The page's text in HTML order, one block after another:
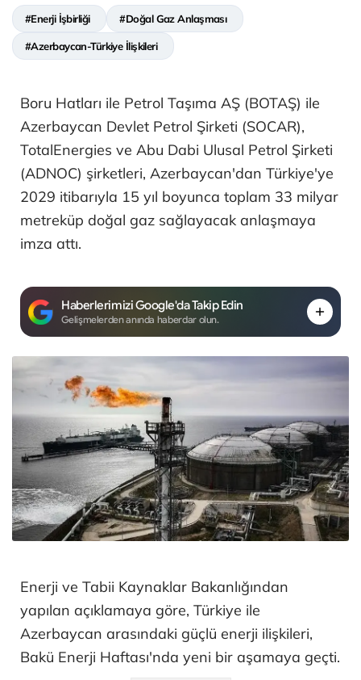
#Enerji İşbirliği #Doğal Gaz Anlaşması
#Azerbaycan-Türkiye İlişkileri
Boru Hatları ile Petrol Taşıma AŞ (BOTAŞ) ile
Azerbaycan Devlet Petrol Şirketi (SOCAR),
TotalEnergies ve Abu Dabi Ulusal Petrol Şirketi
(ADNOC) şirketleri, Azerbaycan'dan Türkiye'ye
2029 itibarıyla 15 yıl boyunca toplam 33 milyar
metreküp doğal gaz sağlayacak anlaşmaya
imza attı.
Haberlerimizi Google'da Takip Edin
Gelişmelerden anında haberdar olun.
Enerji ve Tabii Kaynaklar Bakanlığından
yapılan açıklamaya göre, Türkiye ile
Azerbaycan arasındaki güçlü enerji ilişkileri,
Bakü Enerji Haftası'nda yeni bir aşamaya geçti.